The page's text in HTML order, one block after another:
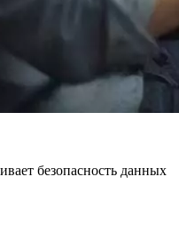
безопасность данных